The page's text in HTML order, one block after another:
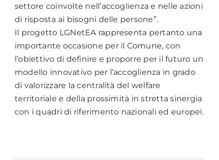
settore coinvolte nell’accoglienza e nelle azioni
di risposta ai bisogni delle persone”.
Il progetto LGNetEA rappresenta pertanto una
importante occasione per il Comune, con
l’obiettivo di definire e proporre per il futuro un
modello innovativo per l’accoglienza in grado
di valorizzare la centralità del welfare
territoriale e della prossimità in stretta sinergia
con i quadri di riferimento nazionali ed europei.